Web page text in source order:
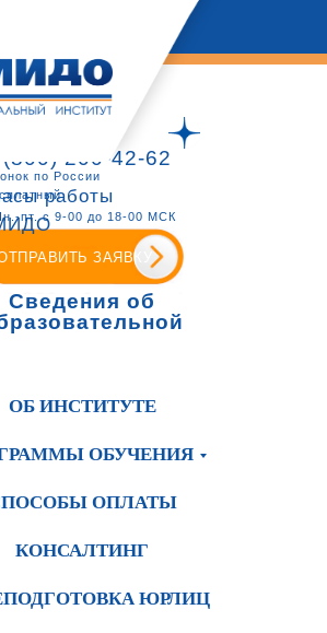
200-42-62
по России
ЗАЯВКУ
работы
пт. с 9-00 до 18-00 МСК
Сведения об
ОБ ИНСТИТУТЕ
ОБУЧЕНИЯ
ОПЛАТЫ
КОНСАЛТИНГ
ЮРЛИЦ